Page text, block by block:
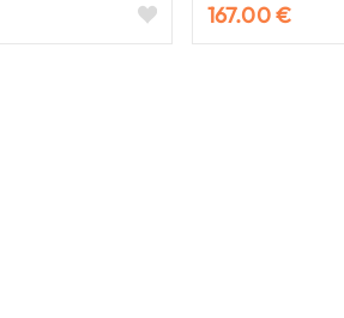
167.00 €